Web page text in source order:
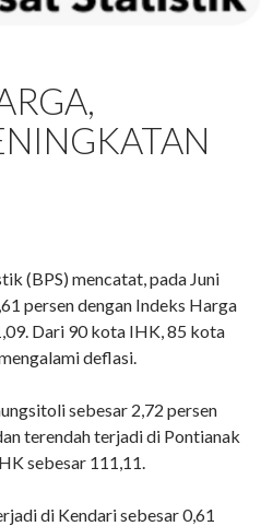
(BPS) mencatat, pada Juni
persen dengan Indeks Harga
Dari 90 kota IHK, 85 kota
deflasi.
sebesar 2,72 persen
terendah terjadi di Pontianak
sebesar 111,11.
di Kendari sebesar 0,61